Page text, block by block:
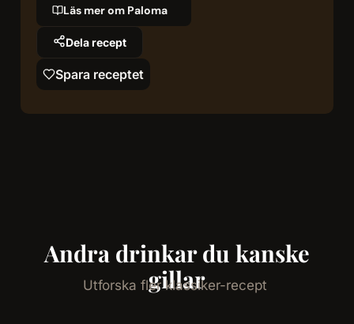
Läs mer om Paloma
Dela recept
Spara receptet
Andra drinkar du kanske
gillar
Utforska fler klassiker-recept